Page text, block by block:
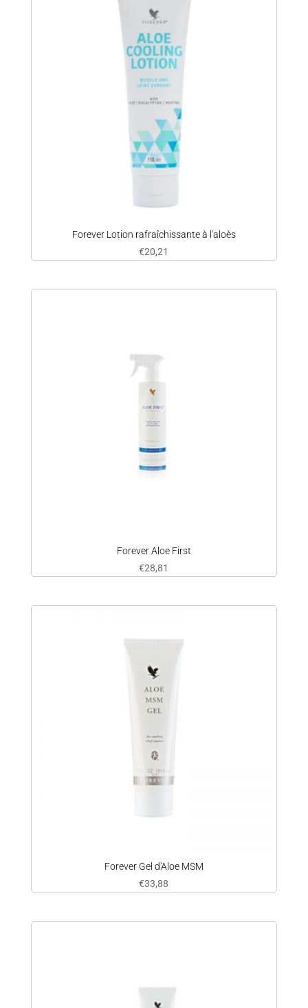
Forever Lotion rafraîchissante à l'aloès
€20,21
Forever Aloe First
€28,81
Forever Gel d'Aloe MSM
€33,88